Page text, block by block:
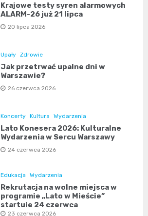
Krajowe testy syren alarmowych
ALARM-26 już 21 lipca
20 lipca 2026
Upały Zdrowie
Jak przetrwać upalne dni w
Warszawie?
26 czerwca 2026
Koncerty Kultura Wydarzenia
Lato Konesera 2026: Kulturalne
Wydarzenia w Sercu Warszawy
24 czerwca 2026
Edukacja Wydarzenia
Rekrutacja na wolne miejsca w
programie „Lato w Mieście”
startuje 24 czerwca
23 czerwca 2026